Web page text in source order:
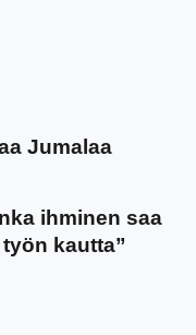
Jumalaa
ihminen saa
kautta”